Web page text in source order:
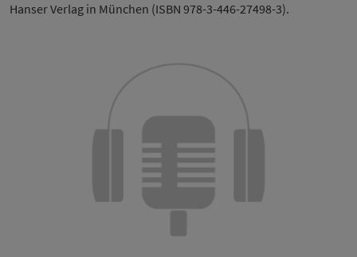
Hanser Verlag in München (ISBN 978-3-446-27498-3).